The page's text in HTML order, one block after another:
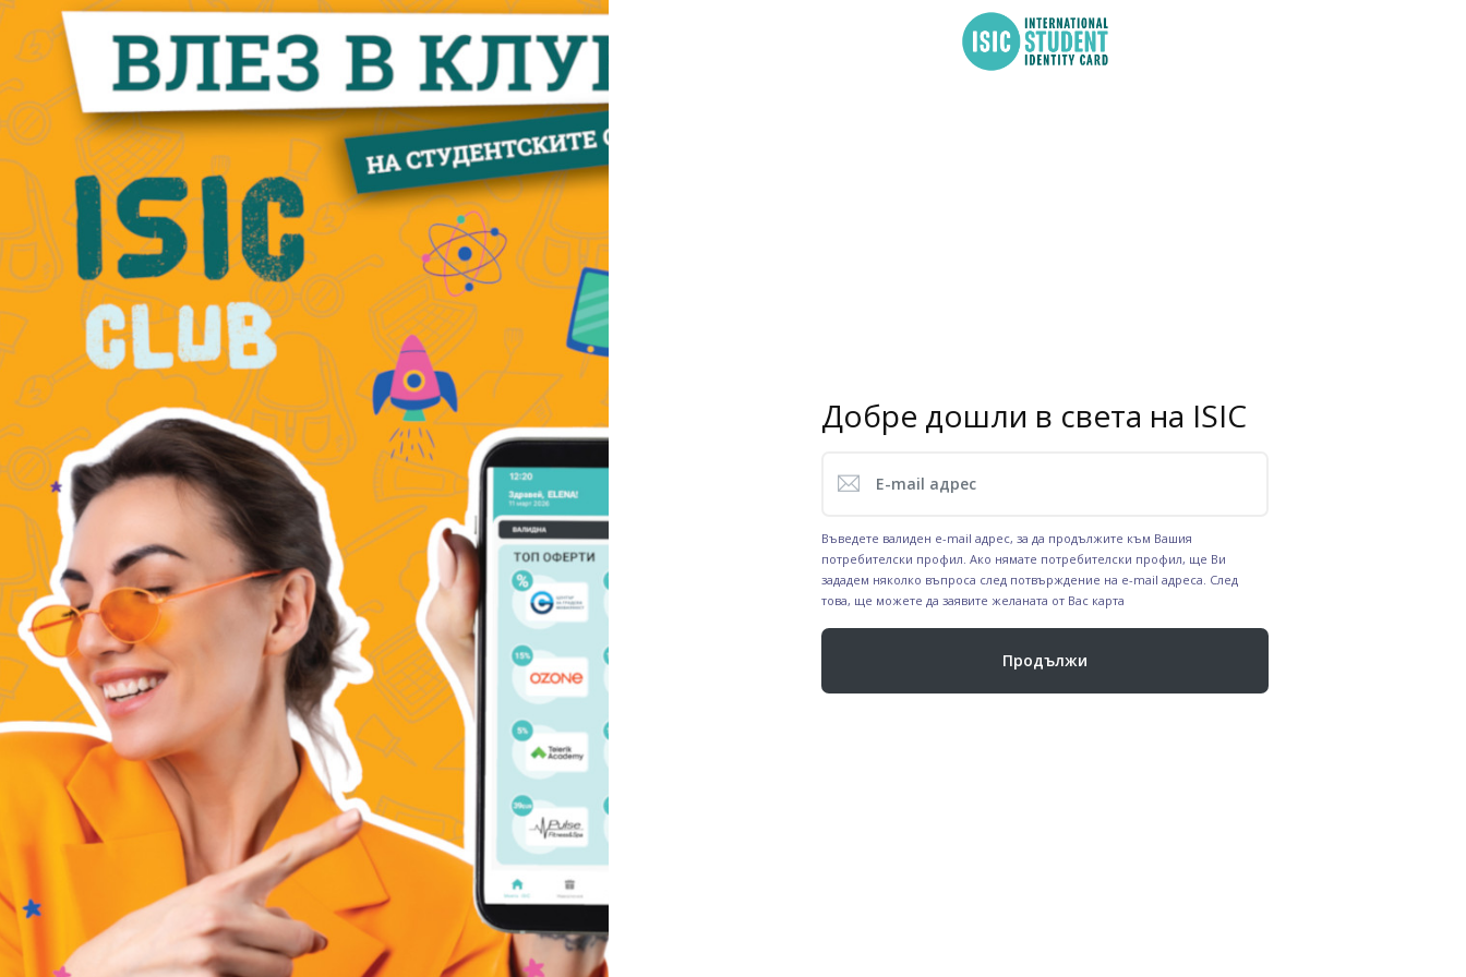
Добре дошли в света на ISIC
Въведете валиден e-mail адрес, за да продължите към Вашия
потребителски профил. Ако нямате потребителски профил, ще Ви
зададем няколко въпроса след потвърждение на e-mail адреса. След
това, ще можете да заявите желаната от Вас карта
Продължи